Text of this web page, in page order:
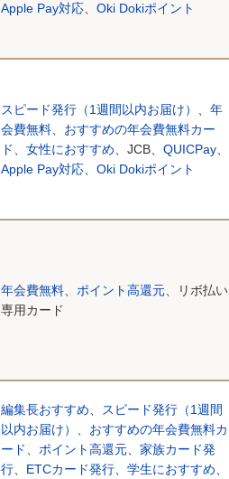
Apple Pay対応、 Oki Dokiポイント
スピード発行（1週間以内お届け） 、 年
会費無料、 おすすめの年会費無料カー
ド、 女性におすすめ、JCB、 QUICPay、
Apple Pay対応、 Oki Dokiポイント
年会費無料、 ポイント高還元、リボ払い
専用カード
編集長おすすめ、 スピード発行（1週間
以内お届け） 、 おすすめの年会費無料カ
ード、 ポイント高還元、 家族カード発
行、 ETCカード発行、 学生におすすめ、